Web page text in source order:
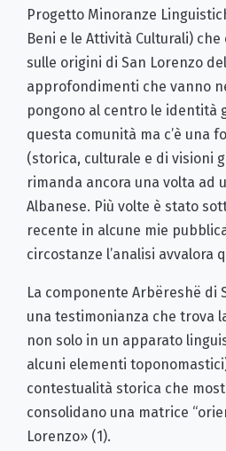
Progetto Minoranze
Beni e le Attività Culturali)
sulle origini di San Lorenzo
approfondimenti che vanno
pongono al centro le identità
questa comunità ma c’è una
(storica, culturale e di visioni
rimanda ancora una volta ad
Albanese. Più volte è stato
recente in alcune mie
circostanze l’analisi avvalora
La componente Arbëreshë di
una testimonianza che trova
non solo in un apparato
alcuni elementi
contestualità storica che
consolidano una matrice
Lorenzo» (1).